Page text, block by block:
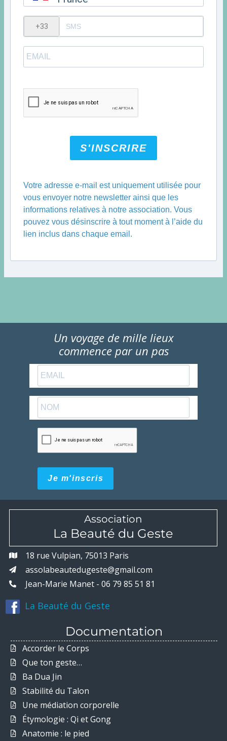
S'INSCRIRE
Votre adresse e-mail est uniquement utilisée pour
vous envoyer notre newsletter ainsi que les
informations relatives à notre association. Vous
pouvez vous désinscrire à tout moment à l’aide du
lien inclus dans chaque email.
Un voyage de mille lieux
commence par un pas
Je m'inscris
Association
La Beauté du Geste
18 rue Vulpian, 75013 Paris
assolabeautedugeste@gmail.com
Jean-Marie Manet - 06 79 85 51 81
La Beauté du Geste
Documentation
Accorder le Corps
Que ton geste…
Ba Dua Jin
Stabilité du Talon
Une médiation corporelle
Étymologie : Qi et Gong
Anatomie : le pied